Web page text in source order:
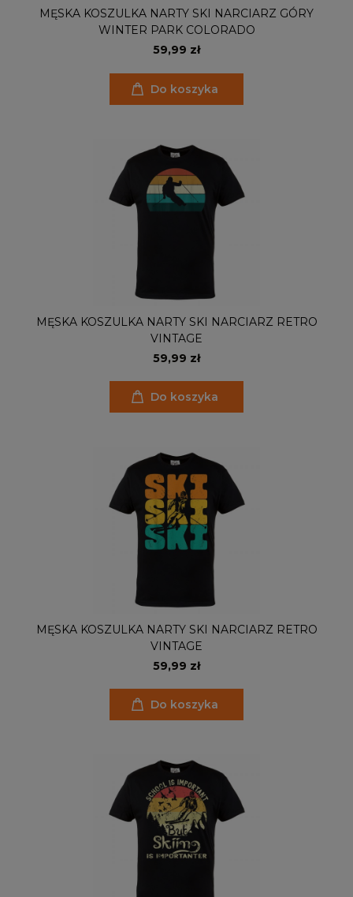
MĘSKA KOSZULKA NARTY SKI NARCIARZ GÓRY
WINTER PARK COLORADO
59,99 zł
Do koszyka
MĘSKA KOSZULKA NARTY SKI NARCIARZ RETRO
VINTAGE
59,99 zł
Do koszyka
MĘSKA KOSZULKA NARTY SKI NARCIARZ RETRO
VINTAGE
59,99 zł
Do koszyka